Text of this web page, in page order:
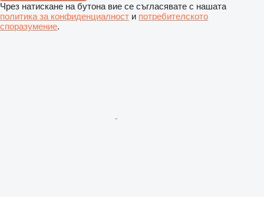
Чрез натискане на бутона вие се съгласявате с нашата
политика за конфиденциалност и потребителското
споразумение.